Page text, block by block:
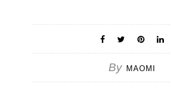
By MAOMI